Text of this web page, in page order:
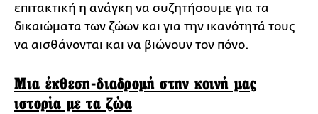
επιτακτική η ανάγκη να συζητήσουμε για τα
δικαιώματα των ζώων και για την ικανότητά τους
να αισθάνονται και να βιώνουν τον πόνο.
Μια έκθεση-διαδρομή στην κοινή μας
ιστορία με τα ζώα